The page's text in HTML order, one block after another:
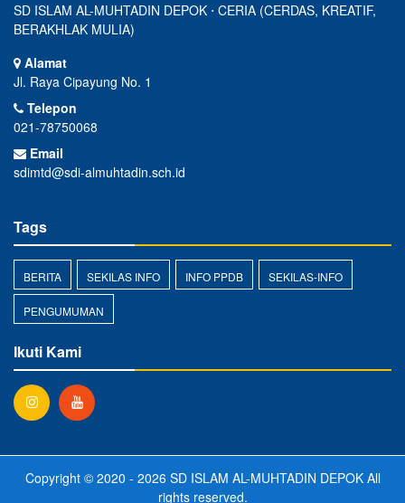
SD ISLAM AL-MUHTADIN DEPOK ⋅ CERIA (CERDAS, KREATIF,
BERAKHLAK MULIA)
Alamat
Jl. Raya Cipayung No. 1
Telepon
021-78750068
Email
sdimtd@sdi-almuhtadin.sch.id
Tags
BERITA SEKILAS INFO INFO PPDB SEKILAS-INFO
PENGUMUMAN
Ikuti Kami
Copyright © 2020 - 2026 SD ISLAM AL-MUHTADIN DEPOKAll
rights reserved.